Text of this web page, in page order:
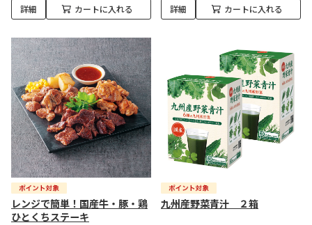
詳細 カートに入れる 詳細 カートに入れる
レンジで簡単！国産牛・豚・鶏
ひとくちステーキ
九州産野菜青汁 ２箱